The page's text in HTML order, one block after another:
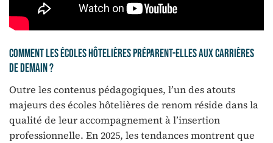
Comment les écoles hôtelières préparent-elles aux carrières
de demain ?
Outre les contenus pédagogiques, l’un des atouts
majeurs des écoles hôtelières de renom réside dans la
qualité de leur accompagnement à l’insertion
professionnelle. En 2025, les tendances montrent que